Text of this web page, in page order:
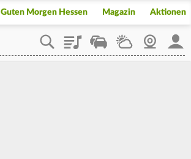
Guten Morgen Hessen Magazin Aktionen
PlaylistStaupilotWetterWebcam